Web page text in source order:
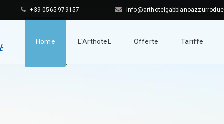
+39 0565 979157
Home L'ArthoteL Offerte Tariffe